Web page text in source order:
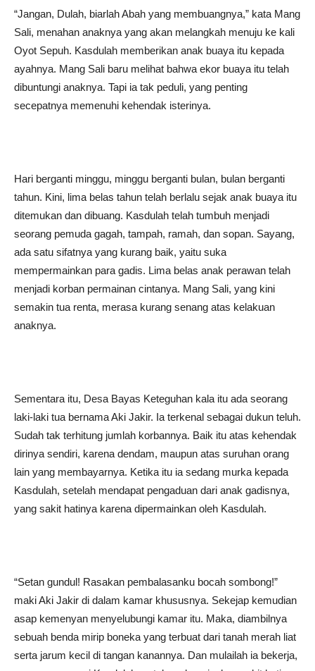
“Jangan, Dulah, biarlah Abah yang membuangnya,” kata Mang
Sali, menahan anaknya yang akan melangkah menuju ke kali
Oyot Sepuh. Kasdulah memberikan anak buaya itu kepada
ayahnya. Mang Sali baru melihat bahwa ekor buaya itu telah
dibuntungi anaknya. Tapi ia tak peduli, yang penting
secepatnya memenuhi kehendak isterinya.
Hari berganti minggu, minggu berganti bulan, bulan berganti
tahun. Kini, lima belas tahun telah berlalu sejak anak buaya itu
ditemukan dan dibuang. Kasdulah telah tumbuh menjadi
seorang pemuda gagah, tampah, ramah, dan sopan. Sayang,
ada satu sifatnya yang kurang baik, yaitu suka
mempermainkan para gadis. Lima belas anak perawan telah
menjadi korban permainan cintanya. Mang Sali, yang kini
semakin tua renta, merasa kurang senang atas kelakuan
anaknya.
Sementara itu, Desa Bayas Keteguhan kala itu ada seorang
laki-laki tua bernama Aki Jakir. Ia terkenal sebagai dukun teluh.
Sudah tak terhitung jumlah korbannya. Baik itu atas kehendak
dirinya sendiri, karena dendam, maupun atas suruhan orang
lain yang membayarnya. Ketika itu ia sedang murka kepada
Kasdulah, setelah mendapat pengaduan dari anak gadisnya,
yang sakit hatinya karena dipermainkan oleh Kasdulah.
“Setan gundul! Rasakan pembalasanku bocah sombong!”
maki Aki Jakir di dalam kamar khususnya. Sekejap kemudian
asap kemenyan menyelubungi kamar itu. Maka, diambilnya
sebuah benda mirip boneka yang terbuat dari tanah merah liat
serta jarum kecil di tangan kanannya. Dan mulailah ia bekerja,